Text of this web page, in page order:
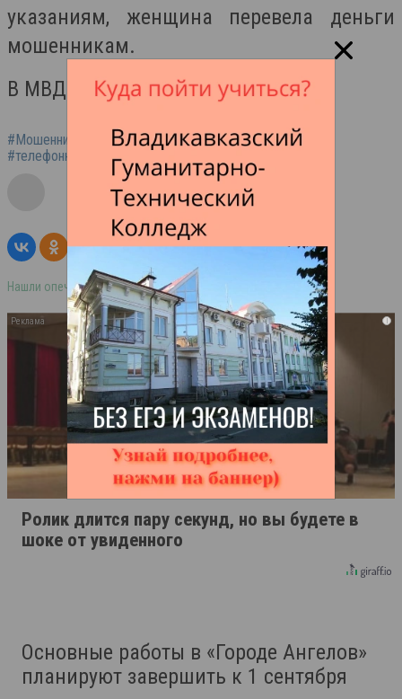
указаниям, женщина перевела деньги
мошенникам.
В МВД проводится проверка.
#Мошенничество
#Северная Осетия
#телефонный мошенник
#банковский счет
Нашли опечатку в тексте? Выделите её и нажмите ctrl+enter
i
Ролик длится пару секунд, но вы будете в
шоке от увиденного
Основные работы в «Городе Ангелов»
планируют завершить к 1 сентября